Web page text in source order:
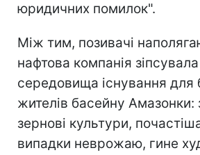
юридичних помилок".
Між тим, позивачі
нафтова компанія
середовища існування для
жителів басейну Амазонки:
зернові культури,
випадки неврожаю, гине